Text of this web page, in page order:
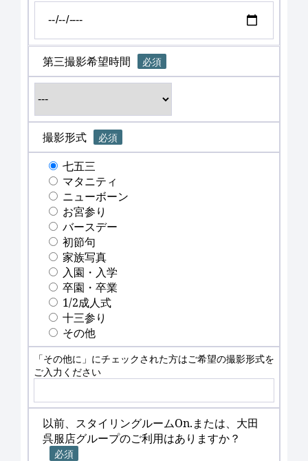
第三撮影希望時間 必須
撮影形式 必須
七五三
マタニティ
ニューボーン
お宮参り
バースデー
初節句
家族写真
入園・入学
卒園・卒業
1/2成人式
十三参り
その他
「その他に」にチェックされた方はご希望の撮影形式を
ご入力ください
以前、スタイリングルームOn.または、大田
呉服店グループのご利用はありますか？
必須